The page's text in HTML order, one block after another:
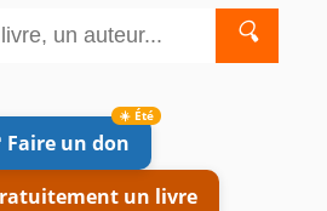
🔍
Faire un don
un livre